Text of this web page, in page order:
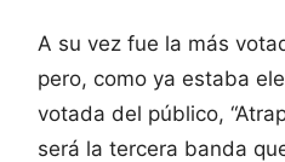
A su vez fue la más
pero, como ya estaba
votada del público,
será la tercera banda